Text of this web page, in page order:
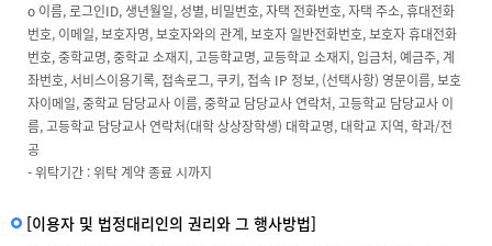
ο 이름, 로그인ID, 생년월일, 성별, 비밀번호, 자택 전화번호, 자택 주소, 휴대전화
번호, 이메일, 보호자명, 보호자와의 관계, 보호자 일반전화번호, 보호자 휴대전화
번호, 중학교명, 중학교 소재지, 고등학교명, 교등학교 소재지, 입금처, 예금주, 계
좌번호, 서비스이용기록, 접속로그, 쿠키, 접속 IP 정보, (선택사항) 영문이름, 보호
자이메일, 중학교 담당교사 이름, 중학교 담당교사 연락처, 고등학교 담당교사 이
름, 고등학교 담당교사 연락처(대학 상상장학생) 대학교명, 대학교 지역, 학과/전
공
- 위탁기간 : 위탁 계약 종료 시까지
[이용자 및 법정대리인의 권리와 그 행사방법]